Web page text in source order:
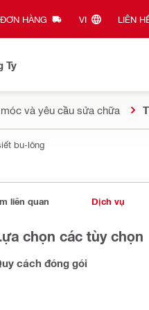
ĐƠN HÀNG VI‎ LIÊN
Ty
và yêu cầu sửa chữa
bu-lông
liên quan Dịch vụ
chọn các tùy chọn
cách đóng gói